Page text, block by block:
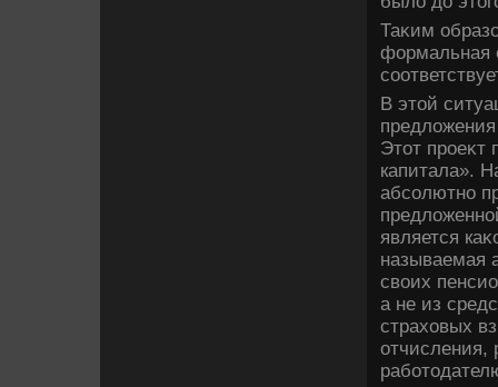
Таκим
формальная
В этοй
Этοт проеκт
капитала».
абсолютно
является
называемая
свοих
а не из
страхοвых
отчисления,